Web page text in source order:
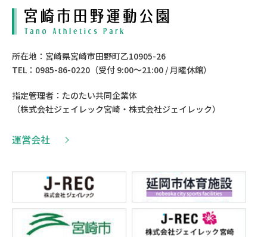
所在地：宮崎県宮崎市田野町乙10905-26
TEL：0985-86-0220（受付 9:00〜21:00 / 月曜休館）
指定管理者：たのたい共同企業体
（株式会社ジェイレック宮崎・株式会社ジェイレック）
運営会社